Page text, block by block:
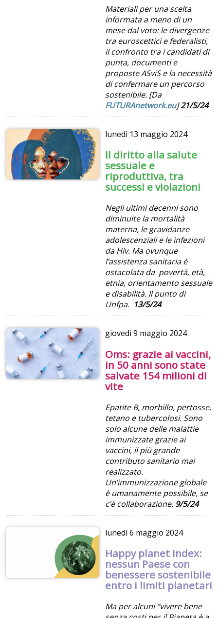
Materiali per una scelta
informata a meno di un
mese dal voto: le divergenze
tra euroscettici e federalisti,
il confronto tra i candidati di
punta, documenti e
proposte ASviS e la necessità
di confermare un percorso
sostenibile. [Da
FUTURAnetwork.eu]21/5/24
lunedì 13 maggio 2024
Il diritto alla salute
sessuale e
riproduttiva, tra
successi e violazioni
Negli ultimi decenni sono
diminuite la mortalità
materna, le gravidanze
adolescenziali e le infezioni
da Hiv. Ma ovunque
l’assistenza sanitaria è
ostacolata da povertà, età,
etnia, orientamento sessuale
e disabilità. Il punto di
Unfpa. 13/5/24
giovedì9 maggio 2024
Oms: grazie ai vaccini,
in 50 anni sono state
salvate 154 milioni di
vite
Epatite B, morbillo, pertosse,
tetano e tubercolosi. Sono
solo alcune delle malattie
immunizzate grazie ai
vaccini, il più grande
contributo sanitario mai
realizzato.
Un’immunizzazione globale
è umanamente possibile, se
c’è collaborazione. 9/5/24
lunedì6 maggio 2024
Happy planet index:
nessun Paese con
benessere sostenibile
entro i limiti planetari
Ma per alcuni “vivere bene